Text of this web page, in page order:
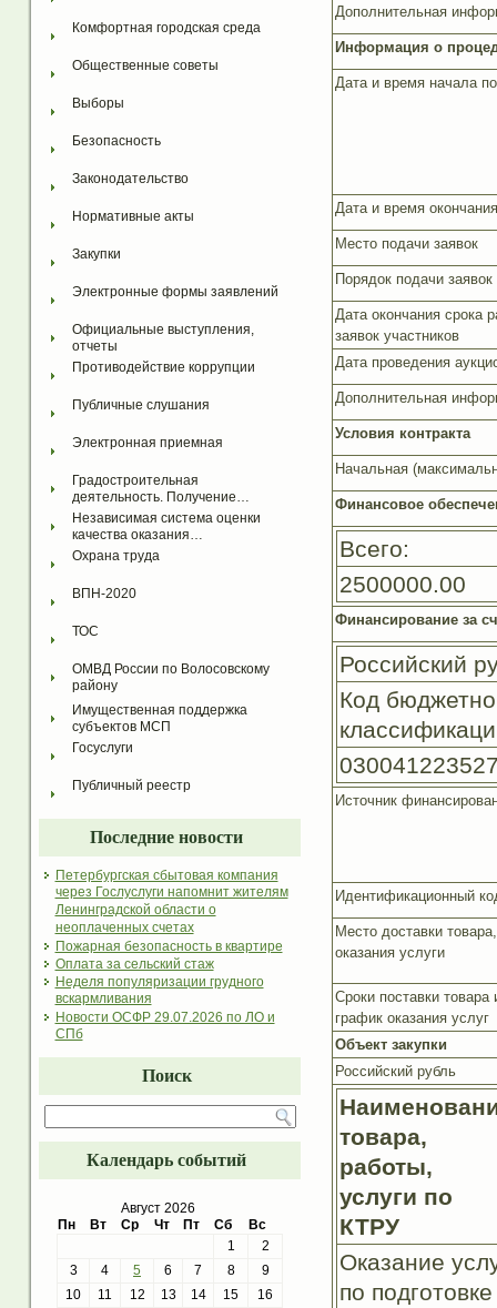
Комфортная городская среда
Общественные советы
Выборы
Безопасность
Законодательство
Нормативные акты
Закупки
Электронные формы заявлений
Официальные выступления,
отчеты
Противодействие коррупции
Публичные слушания
Электронная приемная
Градостроительная
деятельность. Получение…
Независимая система оценки
качества оказания…
Охрана труда
ВПН-2020
ТОС
ОМВД России по Волосовскому
району
Имущественная поддержка
субъектов МСП
Госуслуги
Публичный реестр
Последние новости
Петербургская сбытовая компания
через Гослуслуги напомнит жителям
Ленинградской области о
неоплаченных счетах
Пожарная безопасность в квартире
Оплата за сельский стаж
Неделя популяризации грудного
вскармливания
Новости ОСФР 29.07.2026 по ЛО и
СПб
Поиск
Календарь событий
Август 2026
Пн
Вт Ср Чт Пт Сб
Вс
1
2
3
4 5 6 7 8
9
10
11 12 13 14 15
16
Дополнительная
Информация о
Дата и время начала
Дата и время
Место подачи заявок
Порядок подачи заявок
Дата окончания срока
заявок участников
Дата проведения
Дополнительная
Условия контракта
Начальная
Финансовое
Всего:
2500000.00
Финансирование за
Российский
Код
Источник
Идентификационный
Место доставки
оказания услуги
Сроки поставки
график оказания услуг
Объект закупки
Российский рубль
товара,
работы,
услуги по
КТРУ
Оказание
по подготовке